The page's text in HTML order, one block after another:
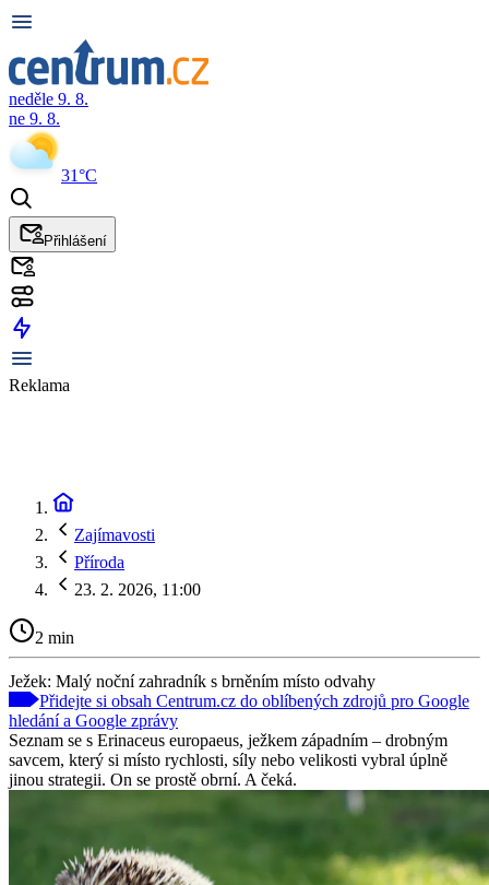
neděle 9. 8.
ne 9. 8.
31°C
Přihlášení
Reklama
Zajímavosti
Příroda
23. 2. 2026, 11:00
2 min
Ježek: Malý noční zahradník s brněním místo odvahy
Přidejte si obsah Centrum.cz do oblíbených zdrojů pro Google
hledání a Google zprávy
Seznam se s Erinaceus europaeus, ježkem západním – drobným
savcem, který si místo rychlosti, síly nebo velikosti vybral úplně
jinou strategii. On se prostě obrní. A čeká.